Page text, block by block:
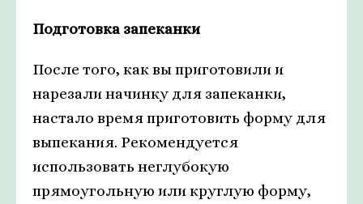
Подготовка запеканки
После того, как вы приготовили и
нарезали начинку для запеканки,
настало время приготовить форму для
выпекания. Рекомендуется
использовать неглубокую
прямоугольную или круглую форму,